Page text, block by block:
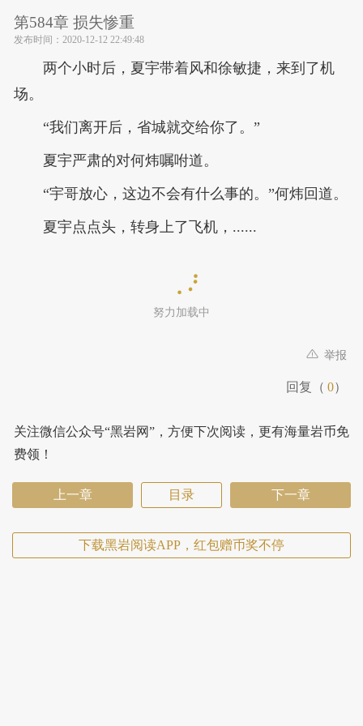
第584章 损失惨重
发布时间： 2020-12-12 22:49:48
两个小时后，夏宇带着风和徐敏捷，来到了机
场。
“我们离开后，省城就交给你了。”
夏宇严肃的对何炜嘱咐道。
“宇哥放心，这边不会有什么事的。”何炜回道。
夏宇点点头，转身上了飞机，......
努力加载中
举报
回复（ 0）
关注微信公众号“黑岩网”，方便下次阅读，更有海量岩币免
费领！
上一章 目录 下一章
下载黑岩阅读APP，红包赠币奖不停